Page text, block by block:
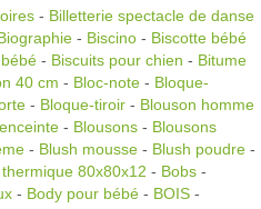
- Billetterie spectacle de danse
- Biscino - Biscotte bébé
- Biscuits pour chien - Bitume
40 cm - Bloc-note - Bloque-
- Bloque-tiroir - Blouson homme
- Blousons - Blousons
- Blush mousse - Blush poudre -
80x80x12 - Bobs -
- Body pour bébé - BOIS -